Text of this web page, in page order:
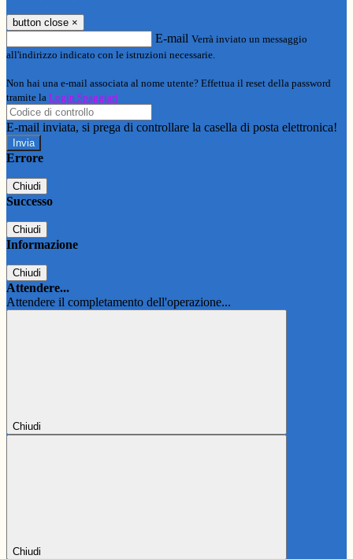
button close ×
E-mail Verrà inviato un messaggio
all'indirizzo indicato con le istruzioni necessarie.
Non hai una e-mail associata al nome utente? Effettua il reset della password
tramite la Login Spaggiari
E-mail inviata, si prega di controllare la casella di posta elettronica!
Errore
Chiudi
Successo
Chiudi
Informazione
Chiudi
Attendere...
Attendere il completamento dell'operazione...
Chiudi
Chiudi